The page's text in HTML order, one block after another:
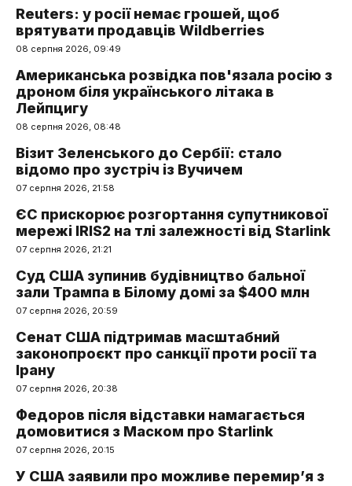
Reuters: у росії немає грошей, щоб
врятувати продавців Wildberries
08 серпня 2026, 09:49
Американська розвідка пов'язала росію з
дроном біля українського літака в
Лейпцигу
08 серпня 2026, 08:48
Візит Зеленського до Сербії: стало
відомо про зустріч із Вучичем
07 серпня 2026, 21:58
ЄС прискорює розгортання супутникової
мережі IRIS2 на тлі залежності від Starlink
07 серпня 2026, 21:21
Суд США зупинив будівництво бальної
зали Трампа в Білому домі за $400 млн
07 серпня 2026, 20:59
Сенат США підтримав масштабний
законопроєкт про санкції проти росії та
Ірану
07 серпня 2026, 20:38
Федоров після відставки намагається
домовитися з Маском про Starlink
07 серпня 2026, 20:15
У США заявили про можливе перемир’я з